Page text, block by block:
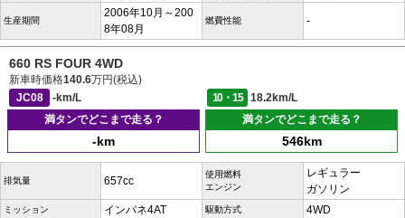
生産期間
2006年10月～200
8年08月
燃費性能 -
660 RS FOUR 4WD
新車時価格140.6万円(税込)
JC08
-km/L 10・15
18.2km/L
満タンでどこまで走る？
-km
満タンでどこまで走る？
546km
排気量 657cc
使用燃料
エンジン
レギュラー
ガソリン
ミッション インパネ4AT 駆動方式 4WD